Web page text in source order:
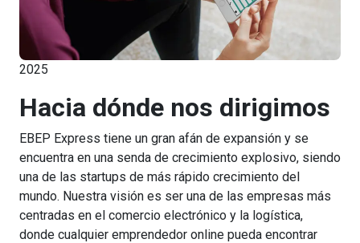
2025
Hacia dónde nos dirigimos
EBEP Express tiene un gran afán de expansión y se
encuentra en una senda de crecimiento explosivo, siendo
una de las startups de más rápido crecimiento del
mundo. Nuestra visión es ser una de las empresas más
centradas en el comercio electrónico y la logística,
donde cualquier emprendedor online pueda encontrar